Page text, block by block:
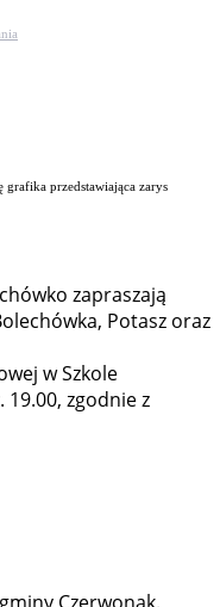
przedstawiająca zarys
zapraszają
Potasz oraz
w Szkole
zgodnie z